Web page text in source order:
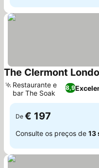
The Clermont
8,9
Restaurante e
bar The Soak
De € 197
Consulte os preços de 13